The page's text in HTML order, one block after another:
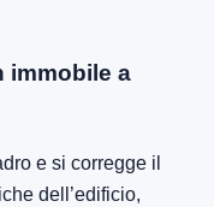
immobile a
e si corregge il
dell’edificio,